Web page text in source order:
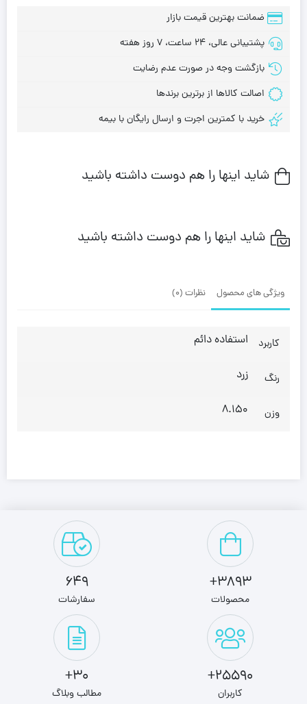
ضمانت بهترین قیمت بازار
پشتیبانی عالی، 24 ساعت، 7 روز هفته
بازگشت وجه در صورت عدم رضایت
اصالت کالاها از برترین برندها
خرید با کمترین اجرت و ارسال رایگان با بیمه
شاید اینها را هم دوست داشته باشید
شاید اینها را هم دوست داشته باشید
ویژگی های محصول نظرات (0)
کاربرد استفاده دائم
رنگ زرد
وزن 8.150
3893+
محصولات
649
سفارشات
25590+
کاربران
30+
مطالب وبلاگ